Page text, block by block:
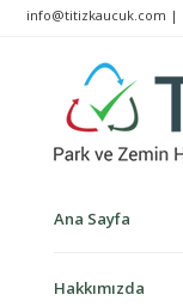
info@titizkaucuk.com |
Ana Sayfa
Hakkımızda